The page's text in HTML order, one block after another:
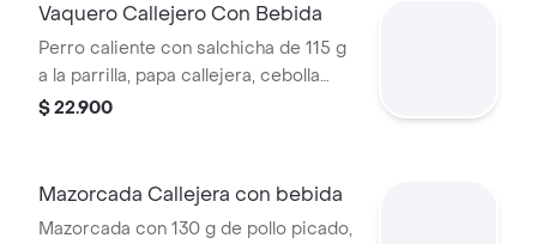
Vaquero Callejero Con Bebida
Perro caliente con salchicha de 115 g
a la parrilla, papa callejera, cebolla
picada, salsa blanca, salsa de tomate
$ 22.900
Mazorcada Callejera con bebida
Mazorcada con 130 g de pollo picado,